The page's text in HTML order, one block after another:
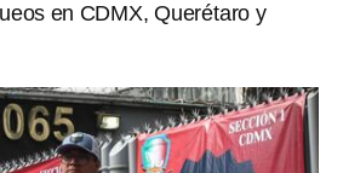
en CDMX, Querétaro y